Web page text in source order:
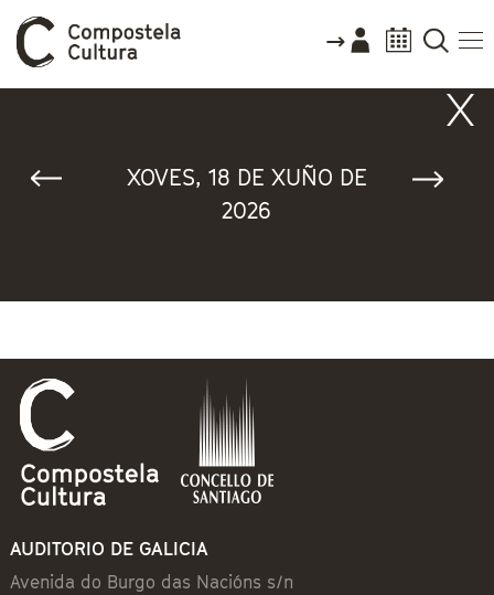
XOVES, 18 DE XUÑO DE
2026
AUDITORIO DE GALICIA
Avenida do Burgo das Nacións s/n